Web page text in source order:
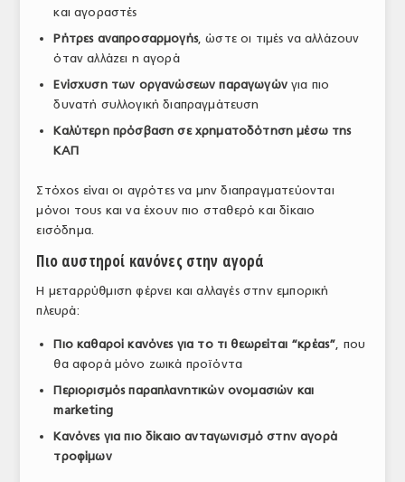
ΝΟΜΟΘΕΣΙΑ
ΕΛΛΗΝΙΚΗ ΝΟΜΟΘΕΣΙΑ
ΕΥΡΩΠΑΪΚΗ ΝΟΜΟΘΕΣΙΑ
Profile
ΑΡΧΕΙΟ ΤΕΥΧΩΝ
ΣΥΝΕΔΡΙΟ ΚΡΕΑΤΟΣ
και αγοραστές
Ρήτρες αναπροσαρμογής, ώστε οι τιμές να αλλάζουν
όταν αλλάζει η αγορά
Ενίσχυση των οργανώσεων παραγωγώνγια πιο
δυνατή συλλογική διαπραγμάτευση
Καλύτερη πρόσβαση σε χρηματοδότηση μέσω της
ΚΑΠ
Στόχος είναι οι αγρότες να μην διαπραγματεύονται
μόνοι τους και να έχουν πιο σταθερό και δίκαιο
εισόδημα.
Πιο αυστηροί κανόνες στην αγορά
Η μεταρρύθμιση φέρνει και αλλαγές στην εμπορική
πλευρά:
Πιο καθαροί κανόνες για το τι θεωρείται “κρέας”, που
θα αφορά μόνο ζωικά προϊόντα
Περιορισμός παραπλανητικών ονομασιών και
marketing
Κανόνες για πιο δίκαιο ανταγωνισμό στην αγορά
τροφίμων